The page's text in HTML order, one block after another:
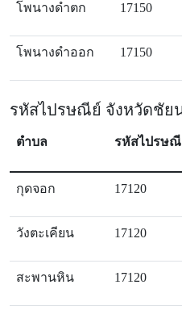
โพนางดำตก 17150
โพนางดำออก 17150
รหัสไปรษณีย์ จังหวัดชัย
ตำบล รหัสไปรษ
กุดจอก 17120
วังตะเคียน 17120
สะพานหิน 17120